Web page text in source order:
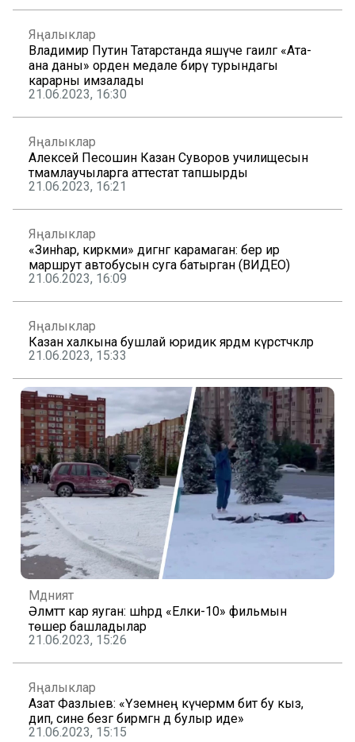
Яңалыклар
Владимир Путин Татарстанда яшәүче гаиләгә «Ата-
ана даны» орден медале бирү турындагы
карарны имзалады
21.06.2023, 16:30
Яңалыклар
Алексей Песошин Казан Суворов училищесын
тәмамлаучыларга аттестат тапшырды
21.06.2023, 16:21
Яңалыклар
«Зинһар, кирәкми» дигәнгә карамаган: бер ир
маршрут автобусын суга батырган (ВИДЕО)
21.06.2023, 16:09
Яңалыклар
Казан халкына бушлай юридик ярдәм күрсәтәчәкләр
21.06.2023, 15:33
Мәдәният
Әлмәттә кар яуган: шәһәрдә «Елки-10» фильмын
төшерә башладылар
21.06.2023, 15:26
Яңалыклар
Азат Фазлыев: «Үземнең күчермәм бит бу кыз,
дип, сине безгә бирмәгән дә булыр иде»
21.06.2023, 15:15